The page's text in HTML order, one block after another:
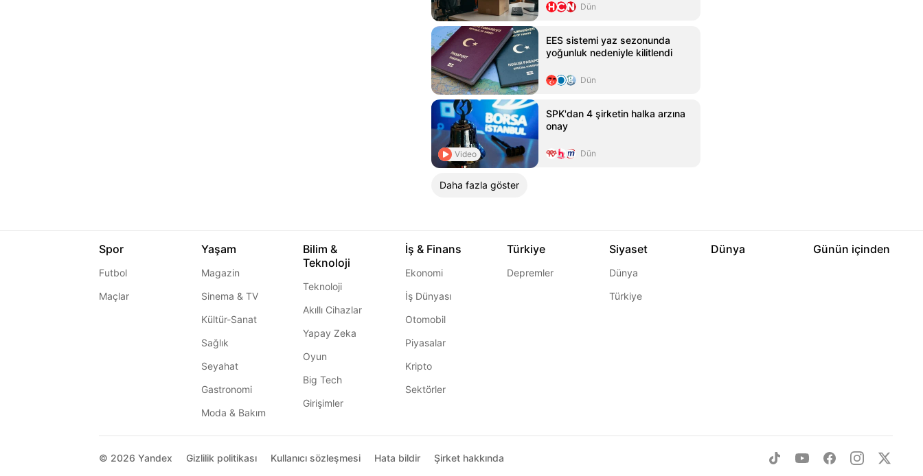
Dün
EES sistemi yaz sezonunda
yoğunluk nedeniyle kilitlendi
Dün
Video
SPK'dan 4 şirketin halka arzına
onay
Dün
Daha fazla göster
Spor
Futbol
Maçlar
Yaşam
Magazin
Sinema & TV
Kültür-Sanat
Sağlık
Seyahat
Gastronomi
Moda & Bakım
Bilim &
Teknoloji
Teknoloji
Akıllı Cihazlar
Yapay Zeka
Oyun
Big Tech
Girişimler
İş & Finans
Ekonomi
İş Dünyası
Otomobil
Piyasalar
Kripto
Sektörler
Türkiye
Depremler
Siyaset
Dünya
Türkiye
Dünya Günün içinden
© 2026 Yandex Gizlilik politikası Kullanıcı sözleşmesi Hata bildir Şirket hakkında